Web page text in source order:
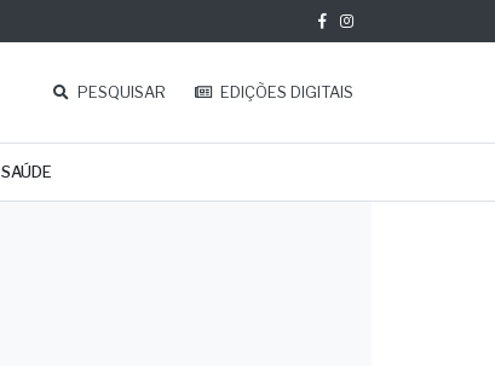
PESQUISAR EDIÇÕES DIGITAIS
SAÚDE